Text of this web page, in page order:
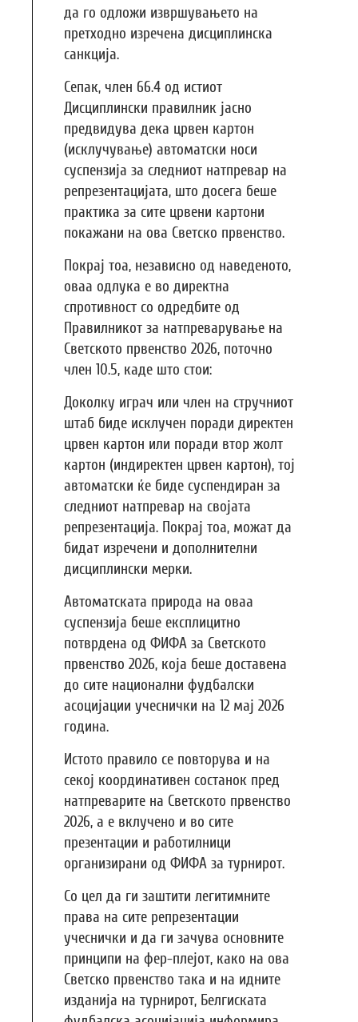
да го одложи извршувањето на
претходно изречена дисциплинска
санкција.
Сепак, член 66.4 од истиот
Дисциплински правилник јасно
предвидува дека црвен картон
(исклучување) автоматски носи
суспензија за следниот натпревар на
репрезентацијата, што досега беше
практика за сите црвени картони
покажани на ова Светско првенство.
Покрај тоа, независно од наведеното,
оваа одлука е во директна
спротивност со одредбите од
Правилникот за натпреварување на
Светското првенство 2026, поточно
член 10.5, каде што стои:
Доколку играч или член на стручниот
штаб биде исклучен поради директен
црвен картон или поради втор жолт
картон (индиректен црвен картон), тој
автоматски ќе биде суспендиран за
следниот натпревар на својата
репрезентација. Покрај тоа, можат да
бидат изречени и дополнителни
дисциплински мерки.
Автоматската природа на оваа
суспензија беше експлицитно
потврдена од ФИФА за Светското
првенство 2026, која беше доставена
до сите национални фудбалски
асоцијации учеснички на 12 мај 2026
година.
Истото правило се повторува и на
секој координативен состанок пред
натпреварите на Светското првенство
2026, а е вклучено и во сите
презентации и работилници
организирани од ФИФА за турнирот.
Со цел да ги заштити легитимните
права на сите репрезентации
учеснички и да ги зачува основните
принципи на фер-плејот, како на ова
Светско првенство така и на идните
изданија на турнирот, Белгиската